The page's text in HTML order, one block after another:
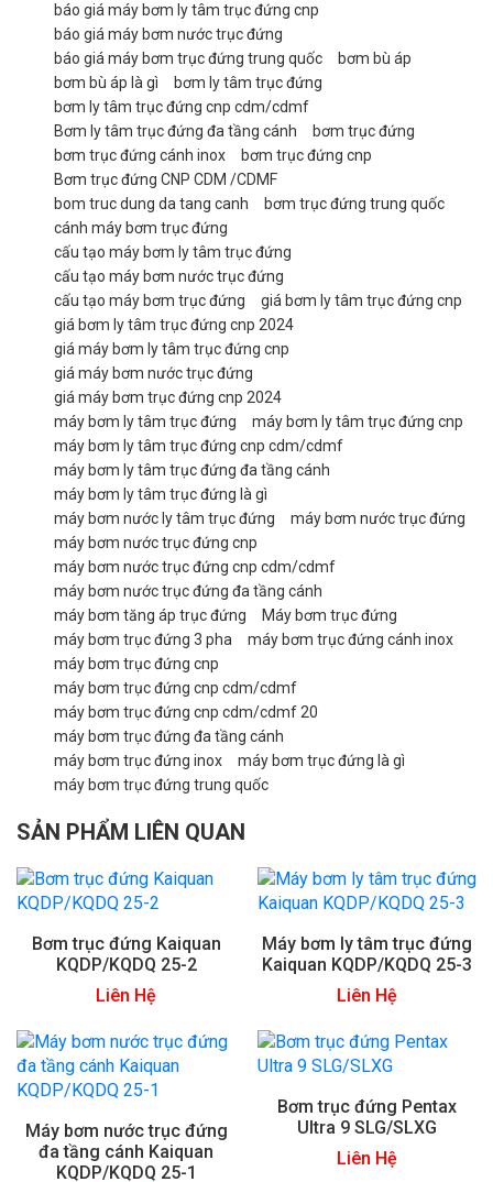
báo giá máy bơm ly tâm trục đứng cnp
báo giá máy bơm nước trục đứng
báo giá máy bơm trục đứng trung quốc
bơm bù áp
bơm bù áp là gì
bơm ly tâm trục đứng
bơm ly tâm trục đứng cnp cdm/cdmf
Bơm ly tâm trục đứng đa tầng cánh
bơm trục đứng
bơm trục đứng cánh inox
bơm trục đứng cnp
Bơm trục đứng CNP CDM /CDMF
bom truc dung da tang canh
bơm trục đứng trung quốc
cánh máy bơm trục đứng
cấu tạo máy bơm ly tâm trục đứng
cấu tạo máy bơm nước trục đứng
cấu tạo máy bơm trục đứng
giá bơm ly tâm trục đứng cnp
giá bơm ly tâm trục đứng cnp 2024
giá máy bơm ly tâm trục đứng cnp
giá máy bơm nước trục đứng
giá máy bơm trục đứng cnp 2024
máy bơm ly tâm trục đứng
máy bơm ly tâm trục đứng cnp
máy bơm ly tâm trục đứng cnp cdm/cdmf
máy bơm ly tâm trục đứng đa tầng cánh
máy bơm ly tâm trục đứng là gì
máy bơm nước ly tâm trục đứng
máy bơm nước trục đứng
máy bơm nước trục đứng cnp
máy bơm nước trục đứng cnp cdm/cdmf
máy bơm nước trục đứng đa tầng cánh
máy bơm tăng áp trục đứng
Máy bơm trục đứng
máy bơm trục đứng 3 pha
máy bơm trục đứng cánh inox
máy bơm trục đứng cnp
máy bơm trục đứng cnp cdm/cdmf
máy bơm trục đứng cnp cdm/cdmf 20
máy bơm trục đứng đa tầng cánh
máy bơm trục đứng inox
máy bơm trục đứng là gì
máy bơm trục đứng trung quốc
SẢN PHẨM LIÊN QUAN
Bơm trục đứng Kaiquan
KQDP/KQDQ 25-2
Liên Hệ
Máy bơm ly tâm trục đứng
Kaiquan KQDP/KQDQ 25-3
Liên Hệ
Máy bơm nước trục đứng
đa tầng cánh Kaiquan
KQDP/KQDQ 25-1
Bơm trục đứng Pentax
Ultra 9 SLG/SLXG
Liên Hệ